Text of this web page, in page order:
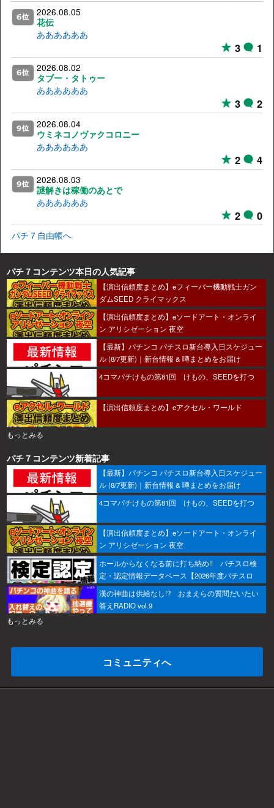
2026.08.05
花伝
ああああああ
3 1
2026.08.02
タブー・タトゥー
ああああああ
3 2
2026.08.04
ウミネコノヴァクコロニー
ああああああ
2 4
2026.08.03
謎解きは稼働のあとで
ああああああ
2 0
パチ７自由帳へ
パチ７コンテンツ本日の人気記事
【演出信頼度まとめ】eフィーバー機動戦士ガン
ダムSEED クライマックス
【演出信頼度まとめ】eソードアート・オンライ
ン アリシゼーション 夜空
【最新】パチンコ パチスロ新台導入日スケジュー
ル (8/7更新)｜新台情報 & 噂まとめをお届け
4コマパチけもの第81回 けもの、SEEDを打つ
【演出信頼度まとめ】eアクセル・ワールド
もっとみる
パチ７コンテンツ新着記事
【最新】パチンコ パチスロ新台導入日スケジュー
ル (8/7更新)｜新台情報 & 噂まとめをお届け
4コマパチけもの第81回 けもの、SEEDを打つ
【演出信頼度まとめ】eソードアート・オンライ
ン アリシゼーション 夜空
ホールからなくなる前に打ち納め!! パチスロ検
定・認定情報データベース【2026年度パチスロ
版】
漢の神曲は供給なし!? おまえらの質問だいたい
答えRADIO vol.9
もっとみる
コミュニティへ